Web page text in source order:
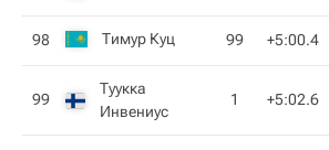
98 Тимур Куц 99 +5:00.4
99
Туукка
Инвениус
1 +5:02.6